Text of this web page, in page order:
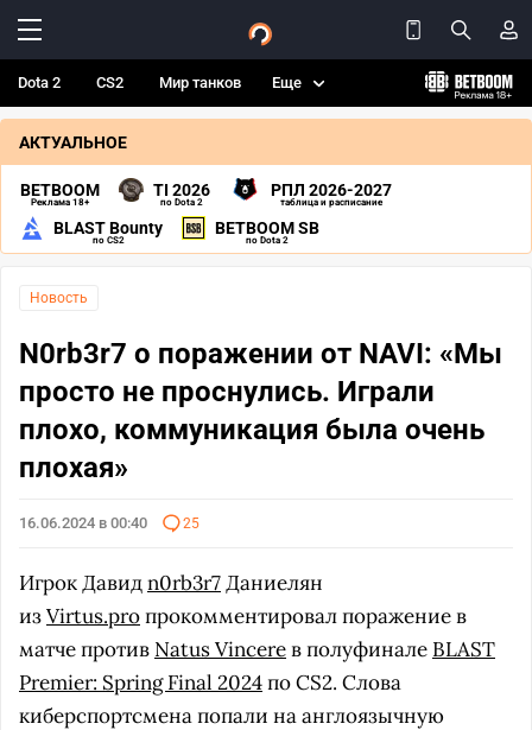
Dota 2 CS2 Мир танков Еще
АКТУАЛЬНОЕ
BETBOOM
Реклама 18+
TI 2026
по Dota 2
РПЛ 2026-2027
таблица и расписание
BLAST Bounty
по CS2
BETBOOM SB
по Dota 2
Новость
N0rb3r7 о поражении от NAVI: «Мы
просто не проснулись. Играли
плохо, коммуникация была очень
плохая»
16.06.2024 в 00:40 25
Игрок Давидn0rb3r7Даниелян
изVirtus.proпрокомментировал поражение в
матче против Natus Vincereв полуфинале BLAST
Premier: Spring Final 2024по CS2. Слова
киберспортсмена попали на англоязычную